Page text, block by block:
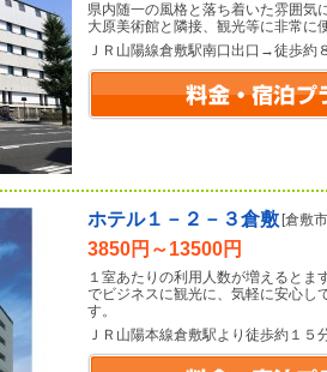
県内随一の風格と落ち着いた雰囲気
大原美術館と隣接、観光等に非常に
ＪＲ山陽線倉敷駅南口出口→徒歩約
ホテル１－２－３倉敷 [倉敷
3850円～13500円
１室あたりの利用人数が増えるとま
でビジネスに観光に、気軽に安心し
す。
ＪＲ山陽本線倉敷駅より徒歩約１５